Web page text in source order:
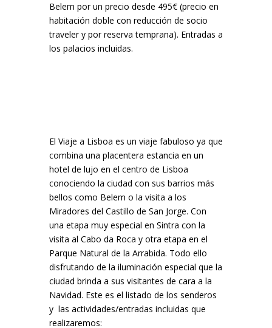
Belem por un precio desde 495€ (precio en
habitación doble con reducción de socio
traveler y por reserva temprana). Entradas a
los palacios incluidas.
El Viaje a Lisboa es un viaje fabuloso ya que
combina una placentera estancia en un
hotel de lujo en el centro de Lisboa
conociendo la ciudad con sus barrios más
bellos como Belem o la visita a los
Miradores del Castillo de San Jorge. Con
una etapa muy especial en Sintra con la
visita al Cabo da Roca y otra etapa en el
Parque Natural de la Arrabida. Todo ello
disfrutando de la iluminación especial que la
ciudad brinda a sus visitantes de cara a la
Navidad. Este es el listado de los senderos
y las actividades/entradas incluidas que
realizaremos: